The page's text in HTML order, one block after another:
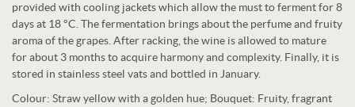
provided with cooling jackets which allow the must to ferment for 8
days at 18 °C. The fermentation brings about the perfume and fruity
aroma of the grapes. After racking, the wine is allowed to mature
for about 3 months to acquire harmony and complexity. Finally, it is
stored in stainless steel vats and bottled in January.
Colour: Straw yellow with a golden hue; Bouquet: Fruity, fragrant